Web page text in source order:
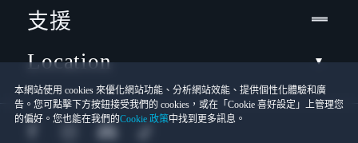
本網站使用 cookies 來優化網站功能、分析網站效能、提供個性化體驗和廣
告。您可點擊下方按鈕接受我們的 cookies，或在「Cookie 喜好設定」上管理您
的偏好。您也能在我們的Cookie 政策中找到更多訊息。
支援
Location